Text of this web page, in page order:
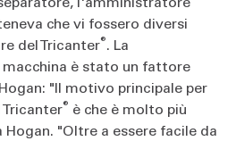
che vi fossero diversi
del Tricanter®. La
è stato un fattore
"Il motivo principale per
® è che è molto più
Hogan. "Oltre a essere facile da